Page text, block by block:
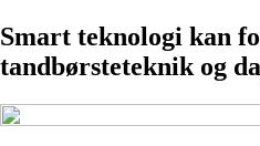
Smart teknologi kan
tandbørsteteknik og